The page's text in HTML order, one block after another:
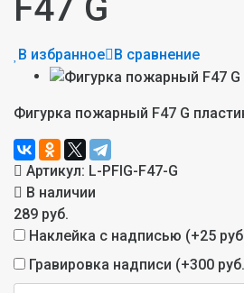
В избранное В сравнение
Фигурка пожарный F47 G
Артикул: L-PFIG-F47-G
В наличии
289 руб.
Наклейка с надписью (+25
Гравировка надписи (+300 руб.